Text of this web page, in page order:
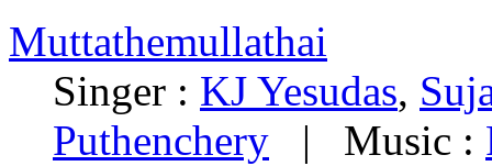
Muttathemullathai
Singer : KJ Yesudas,
Puthenchery | Music :